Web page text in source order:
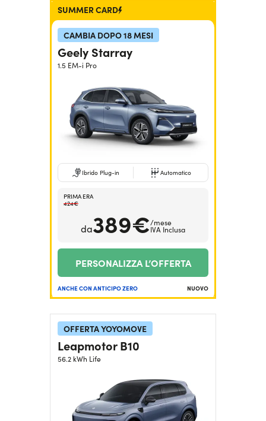
SUMMER CARD
CAMBIA DOPO 18 MESI
Geely Starray
1.5 EM-i Pro
Ibrido Plug-in Automatico
PRIMA ERA
424€
da389€/mese
IVA Inclusa
PERSONALIZZA L’OFFERTA
ANCHE CON ANTICIPO ZERO NUOVO
OFFERTA YOYOMOVE
Leapmotor B10
56.2 kWh Life